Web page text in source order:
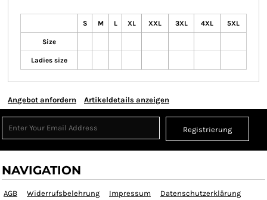
S M L XL XXL 3XL 4XL 5XL
Size
Ladies size
Angebot anfordern Artikeldetails anzeigen
Registrierung
NAVIGATION
AGB Widerrufsbelehrung Impressum Datenschutzerklärung